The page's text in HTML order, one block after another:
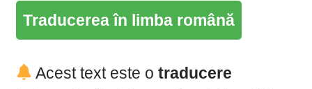
Traducerea în limba română
Acest text este o traducere